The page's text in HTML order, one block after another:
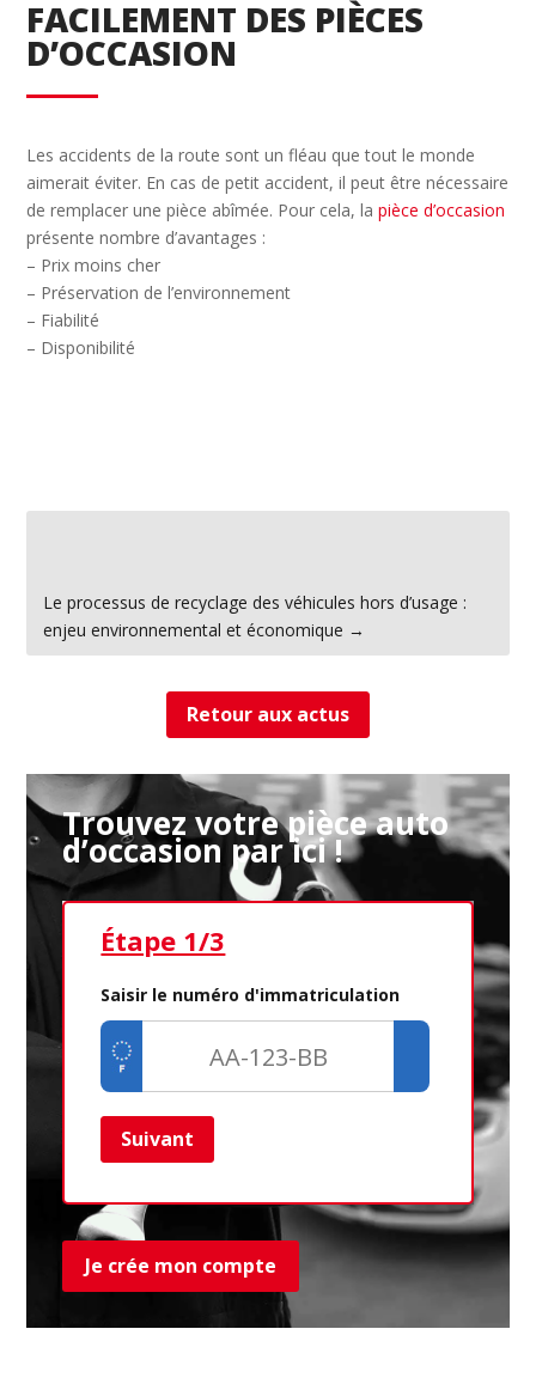
FACILEMENT DES PIÈCES
D’OCCASION
Les accidents de la route sont un fléau que tout le monde
aimerait éviter. En cas de petit accident, il peut être nécessaire
de remplacer une pièce abîmée. Pour cela, lapièce d’occasion
présente nombre d’avantages :
– Prix moins cher
– Préservation de l’environnement
– Fiabilité
– Disponibilité
Le processus de recyclage des véhicules hors d’usage :
enjeu environnemental et économique →
Retour aux actus
Trouvez votre pièce auto
d’occasion par ici !
Étape 1/3
Saisir le numéro d'immatriculation
Suivant
Je crée mon compte